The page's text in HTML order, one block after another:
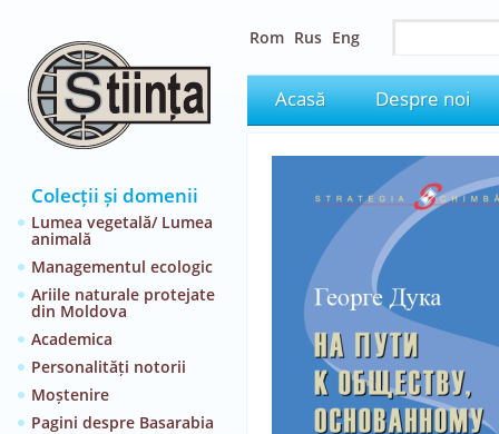
Colecții și domenii
Lumea vegetală/ Lumea
animală
Managementul ecologic
Ariile naturale protejate
din Moldova
Academica
Personalități notorii
Moștenire
Pagini despre Basarabia
Rom Rus Eng
Acasă Despre noi